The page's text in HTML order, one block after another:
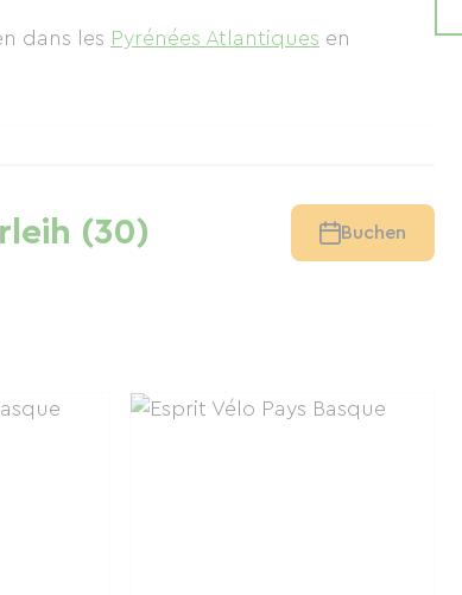
dans les Pyrénées Atlantiques en
(30) Buchen